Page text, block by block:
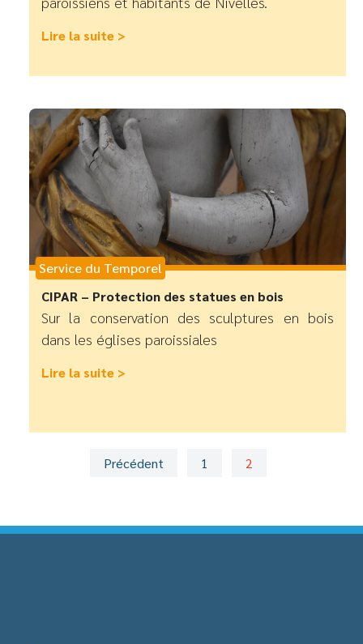
Lire la suite >
Service du Temporel
CIPAR – Protection des statues en bois
Sur la conservation des sculptures en bois
dans les églises paroissiales
Lire la suite >
Précédent 1 2